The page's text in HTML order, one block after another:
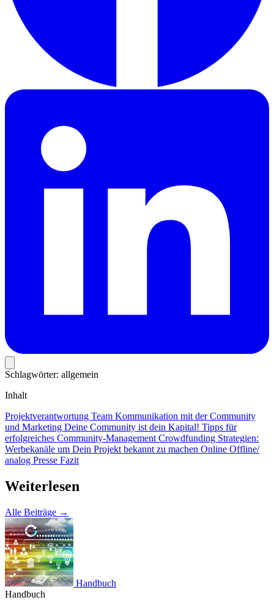
Schlagwörter: allgemein
Inhalt
Projektverantwortung Team Kommunikation mit der Community
und Marketing Deine Community ist dein Kapital! Tipps für
erfolgreiches Community-ManagementCrowdfunding Strategien:
Werbekanäle um Dein Projekt bekannt zu machen Online Offline/
analog Presse Fazit
Weiterlesen
Alle Beiträge →
Handbuch
Handbuch